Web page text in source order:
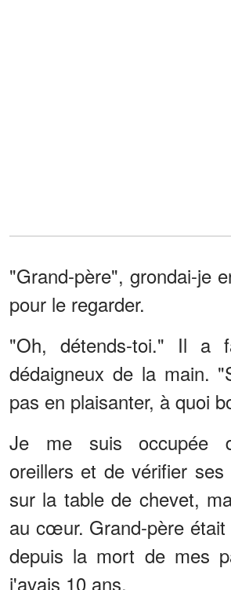
"Grand-père", grondai-je
pour le regarder.
"Oh, détends-toi." Il a
dédaigneux de la main.
pas en plaisanter, à quoi
Je me suis occupée
oreillers et de vérifier ses
sur la table de chevet,
au cœur. Grand-père
depuis la mort de mes
j'avais 10 ans.